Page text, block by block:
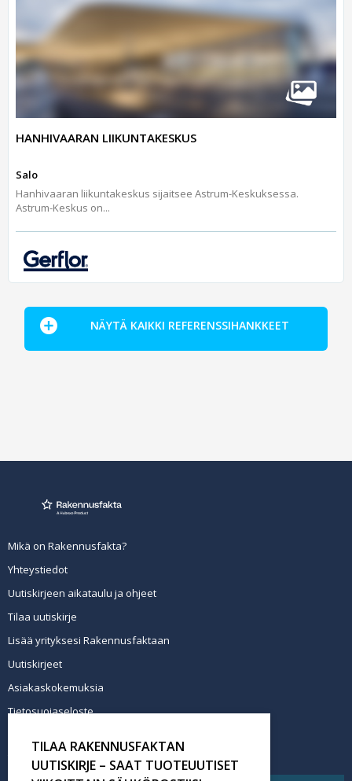
HANHIVAARAN LIIKUNTAKESKUS
Salo
Hanhivaaran liikuntakeskus sijaitsee Astrum-Keskuksessa.
Astrum-Keskus on...
NÄYTÄ KAIKKI REFERENSSIHANKKEET
Mikä on Rakennusfakta?
Yhteystiedot
Uutiskirjeen aikataulu ja ohjeet
Tilaa uutiskirje
Lisää yrityksesi Rakennusfaktaan
Uutiskirjeet
Asiakaskokemuksia
Tietosuojaseloste
Tilaa uutiskirje
TILAA RAKENNUSFAKTAN
UUTISKIRJE – SAAT TUOTEUUTISET